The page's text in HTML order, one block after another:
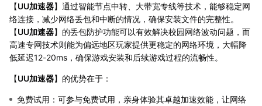
【UU加速器】通过智能节点中转、大带宽专线等技术，能够稳定网
络连接，减少网络丢包和中断的情况，确保安装文件的完整性。
【UU加速器】的丢包防护功能可以有效解决校园网络波动问题，而
高速专网技术则能为偏远地区玩家提供更稳定的网络环境，大幅降
低延迟12-20ms，确保游戏安装和后续游戏过程的流畅性。
【UU加速器】的优势在于：
免费试用：可参与免费试用，亲身体验其卓越加速效能，让网络